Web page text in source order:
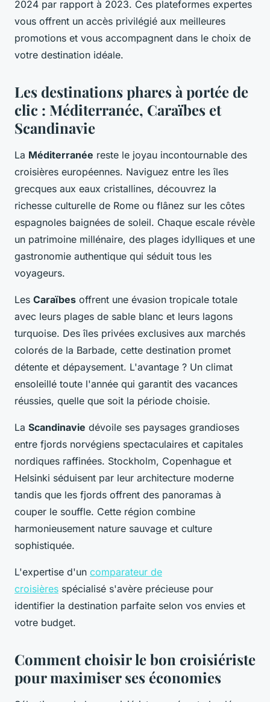
2024 par rapport à 2023. Ces plateformes expertes
vous offrent un accès privilégié aux meilleures
promotions et vous accompagnent dans le choix de
votre destination idéale.
Les destinations phares à portée de
clic : Méditerranée, Caraïbes et
Scandinavie
La Méditerranée reste le joyau incontournable des
croisières européennes. Naviguez entre les îles
grecques aux eaux cristallines, découvrez la
richesse culturelle de Rome ou flânez sur les côtes
espagnoles baignées de soleil. Chaque escale révèle
un patrimoine millénaire, des plages idylliques et une
gastronomie authentique qui séduit tous les
voyageurs.
Les Caraïbes offrent une évasion tropicale totale
avec leurs plages de sable blanc et leurs lagons
turquoise. Des îles privées exclusives aux marchés
colorés de la Barbade, cette destination promet
détente et dépaysement. L'avantage ? Un climat
ensoleillé toute l'année qui garantit des vacances
réussies, quelle que soit la période choisie.
La Scandinavie dévoile ses paysages grandioses
entre fjords norvégiens spectaculaires et capitales
nordiques raffinées. Stockholm, Copenhague et
Helsinki séduisent par leur architecture moderne
tandis que les fjords offrent des panoramas à
couper le souffle. Cette région combine
harmonieusement nature sauvage et culture
sophistiquée.
L'expertise d'un comparateur de
croisières spécialisé s'avère précieuse pour
identifier la destination parfaite selon vos envies et
votre budget.
Comment choisir le bon croisiériste
pour maximiser ses économies